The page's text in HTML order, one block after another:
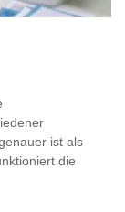
ist als
die